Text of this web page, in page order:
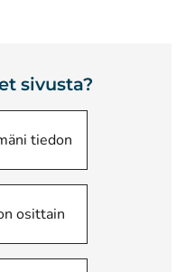
sivusta?
tiedon
osittain